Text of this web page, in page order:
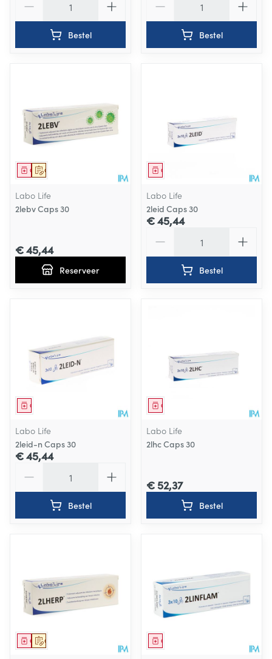
Bestel Bestel
Op voorschrift
Geneesmiddel
Labo Life
2lebv Caps 30
€ 45,44
Reserveer
Geneesmiddel
Labo Life
2leid Caps 30
€ 45,44
Bestel
Geneesmiddel
Labo Life
2leid-n Caps 30
€ 45,44
Bestel
Geneesmiddel
Labo Life
2lhc Caps 30
€ 52,37
Bestel
Op voorschrift
Geneesmiddel Geneesmiddel